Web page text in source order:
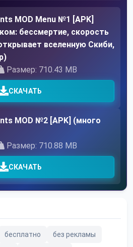
MOD Menu №1 [APK]
бессмертие, скорость
вселенную Скиби,
Размер: 710.43 MB
СКАЧАТЬ
MOD №2 [APK] (много
Размер: 710.88 MB
СКАЧАТЬ
бесплатно без рекламы